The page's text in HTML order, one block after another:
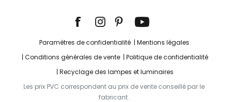
Paramètres de confidentialité
Mentions légales
Conditions générales de vente
Politique de confidentialité
Recyclage des lampes et luminaires
Les prix PVC correspondent au prix de vente conseillé par le
fabricant.